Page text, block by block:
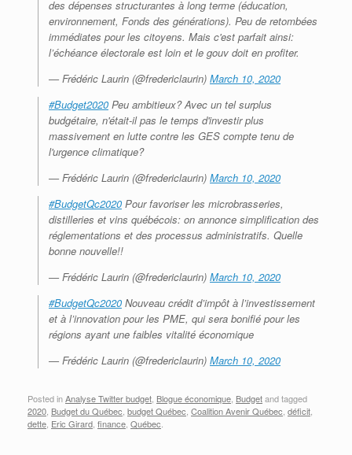
des dépenses structurantes à long terme (éducation,
environnement, Fonds des générations). Peu de retombées
immédiates pour les citoyens. Mais c'est parfait ainsi:
l’échéance électorale est loin et le gouv doit en profiter.
— Frédéric Laurin (@fredericlaurin) March 10, 2020
#Budget2020 Peu ambitieux? Avec un tel surplus
budgétaire, n'était-il pas le temps d'investir plus
massivement en lutte contre les GES compte tenu de
l'urgence climatique?
— Frédéric Laurin (@fredericlaurin) March 10, 2020
#BudgetQc2020 Pour favoriser les microbrasseries,
distilleries et vins québécois: on annonce simplification des
réglementations et des processus administratifs. Quelle
bonne nouvelle!!
— Frédéric Laurin (@fredericlaurin) March 10, 2020
#BudgetQc2020 Nouveau crédit d’impôt à l’investissement
et à l’innovation pour les PME, qui sera bonifié pour les
régions ayant une faibles vitalité économique
— Frédéric Laurin (@fredericlaurin) March 10, 2020
Posted inAnalyse Twitter budget Blogue économique Budgetand tagged
2020 Budget du Québec budget Québec Coalition Avenir Québec déficit
dette Eric Girard finance Québec